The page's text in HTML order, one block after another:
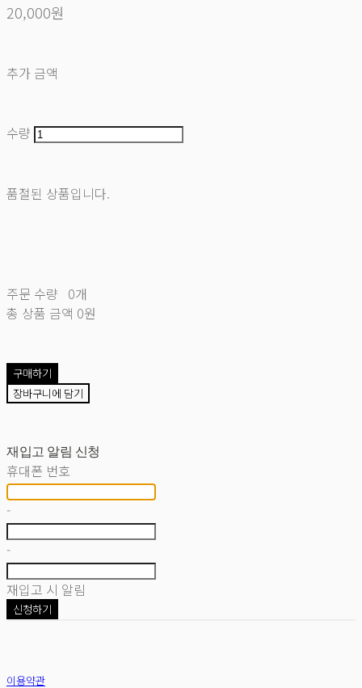
20,000원
추가 금액
수량
품절된 상품입니다.
주문 수량 0개
총 상품 금액 0원
구매하기
장바구니에 담기
재입고 알림 신청
휴대폰 번호
-
-
재입고 시 알림
신청하기
이용약관